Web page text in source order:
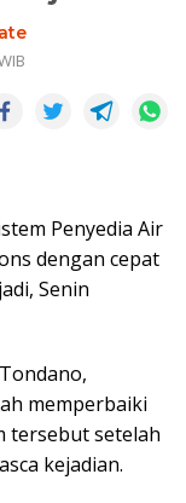
Penyedia Air
dengan cepat
Senin
memperbaiki
tersebut setelah
kejadian.